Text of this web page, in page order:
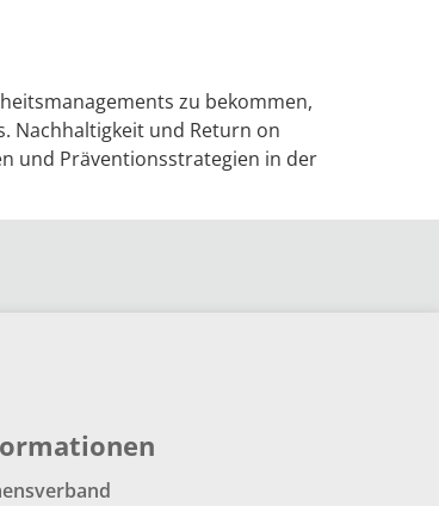
zu bekommen,
Nachhaltigkeit und Return on
und Präventionsstrategien in der